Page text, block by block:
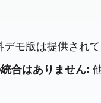
デモ版は提供され
合はありません: